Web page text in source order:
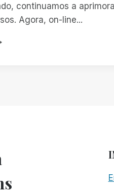
continuamos a
Agora, on-line...